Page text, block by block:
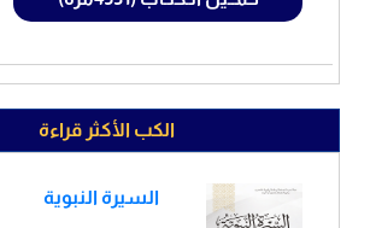
الكب الأكثر قراءة
السيرة النبوية